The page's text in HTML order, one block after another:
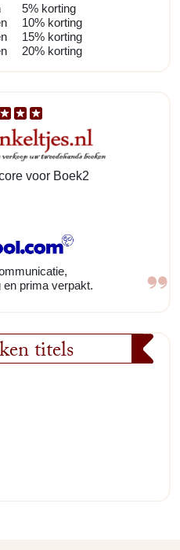
5% korting
10% korting
15% korting
20% korting
voor Boek2
en prima verpakt.
titels